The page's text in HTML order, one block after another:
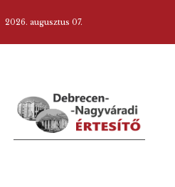
2026. augusztus 07.